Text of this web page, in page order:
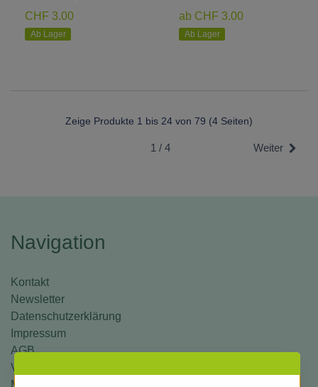
CHF 3.00
Ab Lager
ab CHF 3.00
Ab Lager
Zeige Produkte 1 bis 24 von 79 (4 Seiten)
1 / 4 Weiter
Navigation
Kontakt
Newsletter
Datenschutzerklärung
Impressum
AGB
Versand und Zahlung
Mein Konto